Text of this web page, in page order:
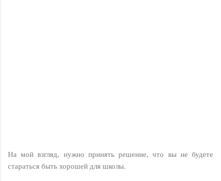
На мой взгляд, нужно принять решение, что вы не будете
стараться быть хорошей для школы.